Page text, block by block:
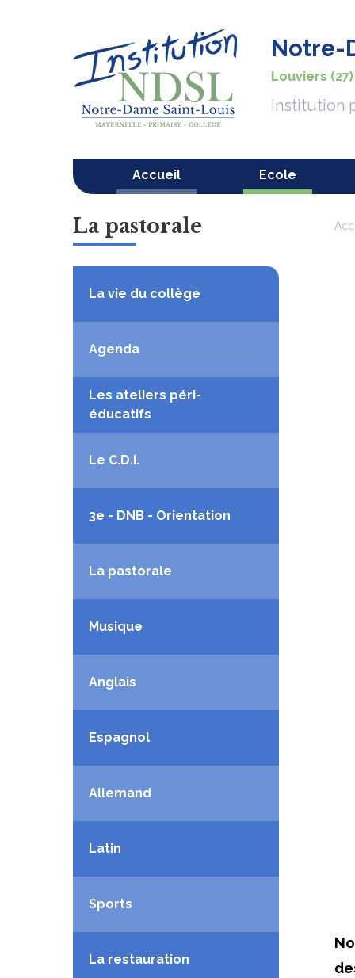
Notre-
Louviers (27)
Institution
Accueil Ecole
La pastorale
La vie du collège
Agenda
Les ateliers péri-
éducatifs
Le C.D.I.
3e - DNB - Orientation
La pastorale
Musique
Anglais
Espagnol
Allemand
Latin
Sports
La restauration